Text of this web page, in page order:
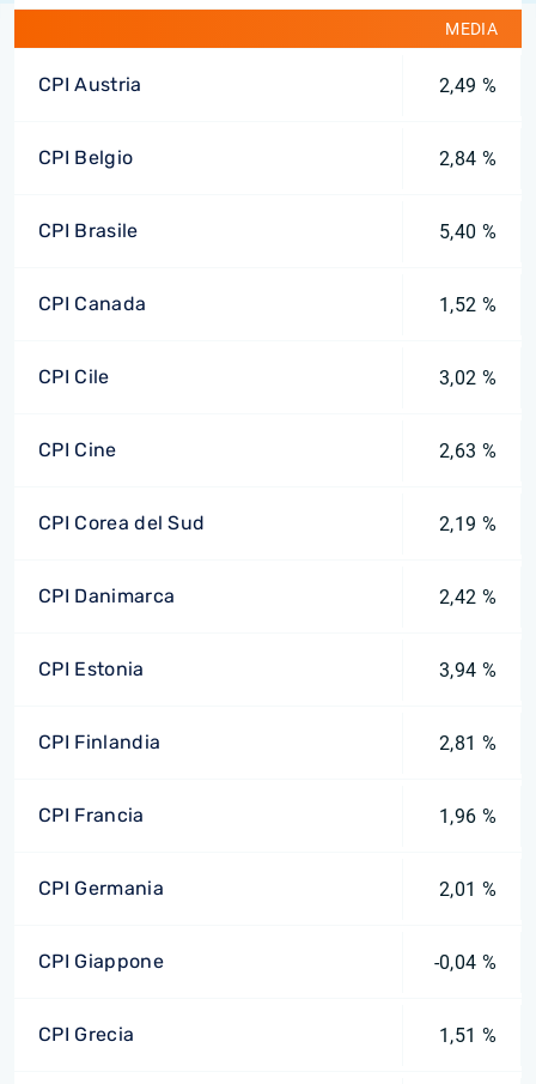
MEDIA
CPI Austria 2,49 %
CPI Belgio 2,84 %
CPI Brasile 5,40 %
CPI Canada 1,52 %
CPI Cile 3,02 %
CPI Cine 2,63 %
CPI Corea del Sud 2,19 %
CPI Danimarca 2,42 %
CPI Estonia 3,94 %
CPI Finlandia 2,81 %
CPI Francia 1,96 %
CPI Germania 2,01 %
CPI Giappone -0,04 %
CPI Grecia 1,51 %